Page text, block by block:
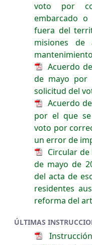
voto por
embarcado
fuera del
misiones de
Acuerdo
de mayo por
solicitud del
Acuerdo
por el que
voto por
un error de
Circular de
de mayo de
del acta de
residentes
reforma del